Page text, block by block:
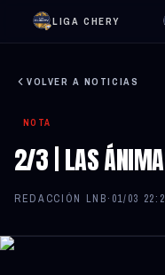
LIGA CHERY
VOLVER A NOTICIAS
NOTA
2/3 | LAS
REDACCIÓN LNB· 01/03